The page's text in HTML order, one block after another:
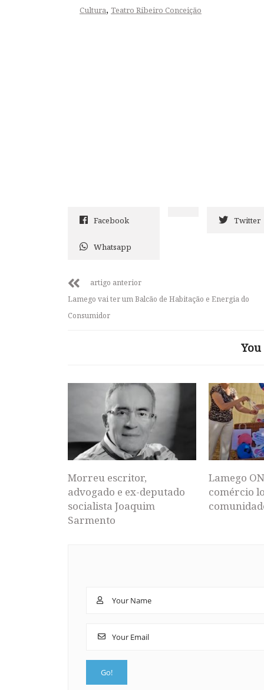
Cultura, Teatro Ribeiro Conceição
Facebook Twitter
Whatsapp
artigo anterior
Lamego vai ter um Balcão de Habitação e Energia do
Consumidor
Morreu escritor,
advogado e ex-deputado
socialista Joaquim
Sarmento
Lamego
comércio